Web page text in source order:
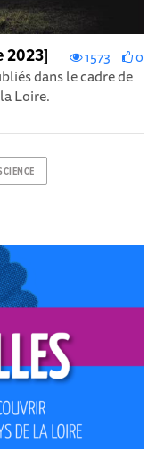
1573 0
2023]
dans le cadre de
Loire.